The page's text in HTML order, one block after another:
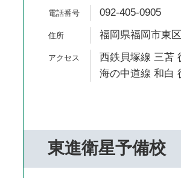
092-405-0905
福岡県福岡市東
西鉄貝塚線 三苫
海の中道線 和白
東進衛星予備校